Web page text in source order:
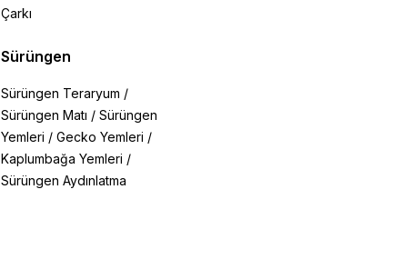
Çarkı
Sürüngen
Sürüngen Teraryum /
Sürüngen Matı / Sürüngen
Yemleri / Gecko Yemleri /
Kaplumbağa Yemleri /
Sürüngen Aydınlatma